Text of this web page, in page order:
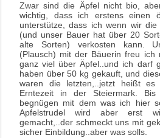
Zwar sind die Äpfel nicht bio,
wichtig, dass ich erstens einen
unterstütze, dass ich wenn wir
(und unser Bauer hat über 20
alte Sorten) verkosten kann.
(Plausch) mit der Bäuerin freu ich
ganz viel über Äpfel..und ich darf
haben über 50 kg gekauft, und
waren die letzten,..jetzt heißt
Erntezeit in der Steiermark.
begnügen mit dem was ich hier
Apfelstrudel wird aber erst
gemacht,..der schmeckt uns mit
sicher Einbildung..aber was solls.